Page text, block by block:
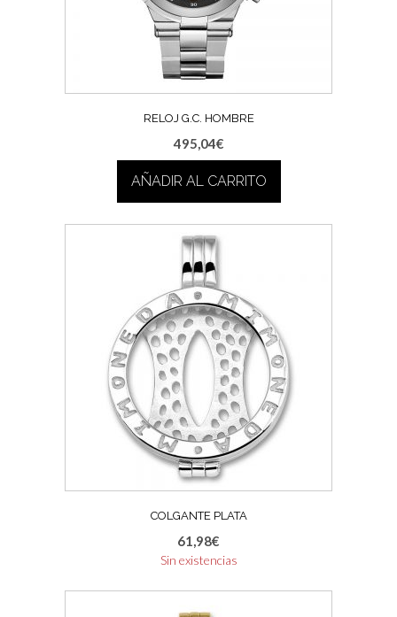
RELOJ G.C. HOMBRE
495,04€
AÑADIR AL CARRITO
COLGANTE PLATA
61,98€
Sin existencias